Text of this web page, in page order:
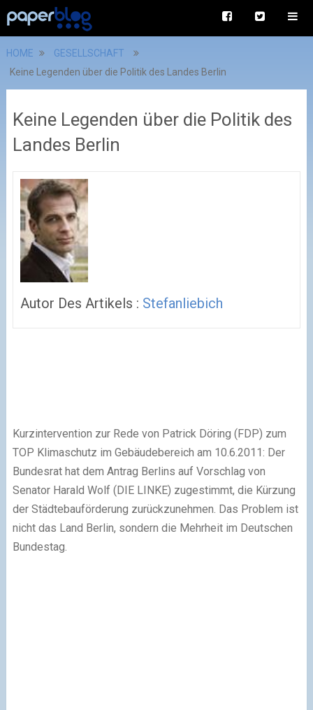
HOME
GESELLSCHAFT
Keine Legenden über die Politik des Landes Berlin
Keine Legenden über die Politik des
Landes Berlin
Autor Des Artikels : Stefanliebich
Kurzintervention zur Rede von Patrick Döring (FDP) zum
TOP Klimaschutz im Gebäudebereich am 10.6.2011: Der
Bundesrat hat dem Antrag Berlins auf Vorschlag von
Senator Harald Wolf (DIE LINKE) zugestimmt, die Kürzung
der Städtebauförderung zurückzunehmen. Das Problem ist
nicht das Land Berlin, sondern die Mehrheit im Deutschen
Bundestag.